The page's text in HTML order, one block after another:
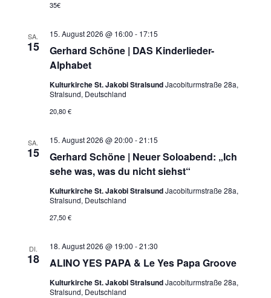
35€
SA.
15
Gerhard Schöne | DAS Kinderlieder-
Alphabet
15. August 2026 @ 16:00 - 17:15
Kulturkirche St. Jakobi StralsundJacobiturmstraße 28a,
Stralsund, Deutschland
20,80 €
SA.
15
Gerhard Schöne | Neuer Soloabend: „Ich
sehe was, was du nicht siehst“
15. August 2026 @ 20:00 -21:15
Kulturkirche St. Jakobi StralsundJacobiturmstraße 28a,
Stralsund, Deutschland
27,50 €
DI.
18 ALINO YES PAPA & Le Yes Papa Groove
18. August 2026 @ 19:00 -21:30
Kulturkirche St. Jakobi StralsundJacobiturmstraße 28a,
Stralsund, Deutschland